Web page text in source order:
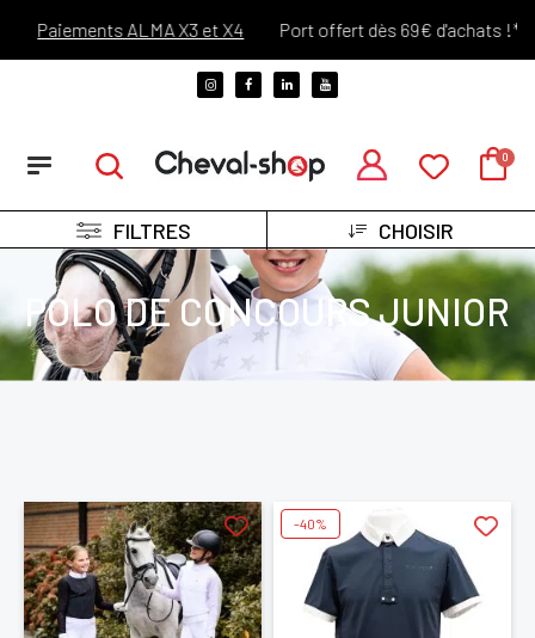
Paiements ALMA X3 et X4 Port offert dès 69€ d'achats !*
FILTRES CHOISIR
POLO DE CONCOURS JUNIOR
-40%